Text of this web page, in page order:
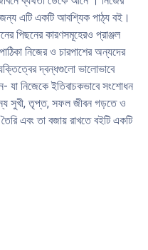
এটি একটি আবশ্যিক পাঠ্য বই।
পিছনের কারণসমূহেরও প্রাঞ্জল
নিজের ও চারপাশের অন্যদের
দ্বন্ধগুলাে ভালােভাবে
যা নিজেকে ইতিবাচকভাবে সংশােধন
সুখী, তৃপ্ত, সফল জীবন গড়তে ও
এবং তা বজায় রাখতে বইটি একটি